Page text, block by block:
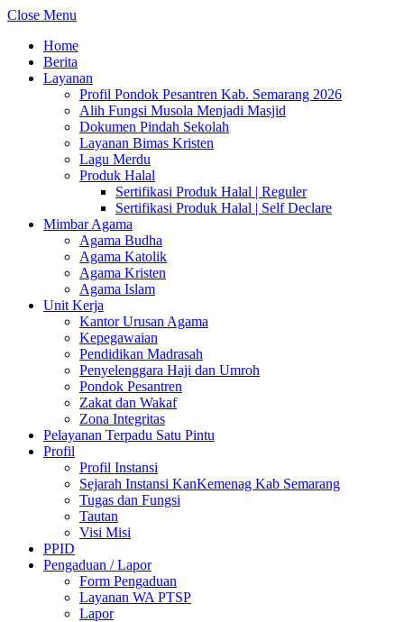
Close Menu
Home
Berita
Layanan
Profil Pondok Pesantren Kab. Semarang 2026
Alih Fungsi Musola Menjadi Masjid
Dokumen Pindah Sekolah
Layanan Bimas Kristen
Lagu Merdu
Produk Halal
Sertifikasi Produk Halal | Reguler
Sertifikasi Produk Halal | Self Declare
Mimbar Agama
Agama Budha
Agama Katolik
Agama Kristen
Agama Islam
Unit Kerja
Kantor Urusan Agama
Kepegawaian
Pendidikan Madrasah
Penyelenggara Haji dan Umroh
Pondok Pesantren
Zakat dan Wakaf
Zona Integritas
Pelayanan Terpadu Satu Pintu
Profil
Profil Instansi
Sejarah Instansi KanKemenag Kab Semarang
Tugas dan Fungsi
Tautan
Visi Misi
PPID
Pengaduan / Lapor
Form Pengaduan
Layanan WA PTSP
Lapor